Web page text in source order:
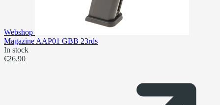
Webshop
Magazine AAP01 GBB 23rds
In stock
€26.90